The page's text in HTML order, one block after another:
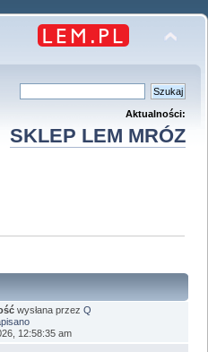
Aktualności:
SKLEP LEM MRÓZ
wysłana przezQ
12:58:35 am